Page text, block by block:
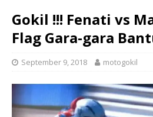
Gokil !!! Fenati vs
Flag Gara-gara
September 9, 2018 motogokil